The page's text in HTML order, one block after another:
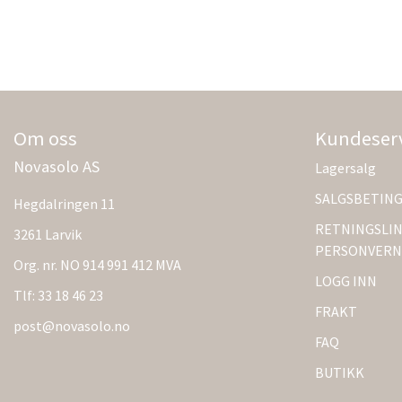
Om oss
Novasolo AS
Hegdalringen 11
3261 Larvik
Org. nr. NO 914 991 412 MVA
Tlf: 33 18 46 23
post@novasolo.no
Lagersalg
PERSONVERN
LOGG INN
FRAKT
FAQ
BUTIKK